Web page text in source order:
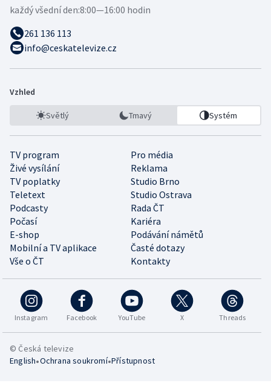
každý všední den:8:00—16:00 hodin
261 136 113
info@ceskatelevize.cz
Vzhled
Světlý Tmavý Systém
TV program
Pro média
Živé vysílání
Reklama
TV poplatky
Studio Brno
Teletext
Studio Ostrava
Podcasty
Rada ČT
Počasí
Kariéra
E-shop
Podávání námětů
Mobilní a TV aplikace
Časté dotazy
Vše o ČT
Kontakty
Instagram Facebook YouTube X Threads
© Česká televize
English•Ochrana soukromí•Přístupnost